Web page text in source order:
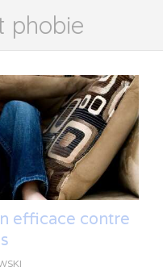
phobie
efficace contre